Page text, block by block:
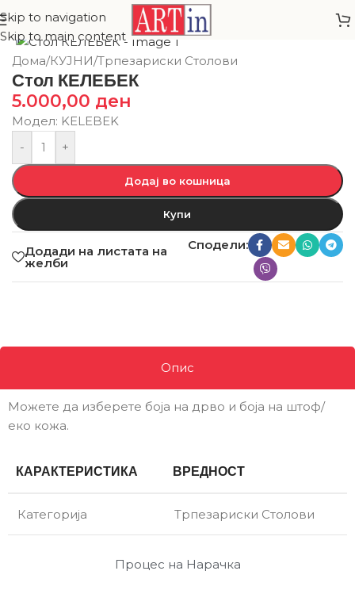
Skip to navigation
Skip to main content
Дома/КУЈНИ/Трпезариски Столови
Стол КЕЛЕБЕК
5.000,00 ден
Модел: KELEBEK
-
+
Додај во кошница
Купи
Додади на листата на
желби
Сподели:
Опис
Процес на Нарачка
Можете да изберете боја на дрво и боја на штоф/
еко кожа.
КАРАКТЕРИСТИКА ВРЕДНОСТ
Категорија Трпезариски Столови